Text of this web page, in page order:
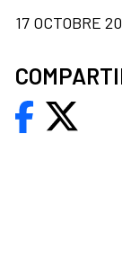
17 OCTOBRE